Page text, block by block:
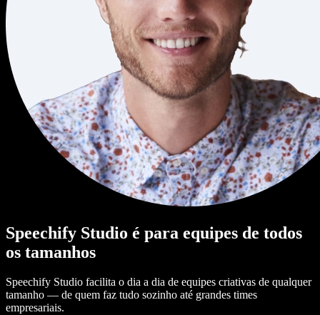
Speechify Studio é para equipes de todos
os tamanhos
Speechify Studio facilita o dia a dia de equipes criativas de qualquer
tamanho — de quem faz tudo sozinho até grandes times
empresariais.